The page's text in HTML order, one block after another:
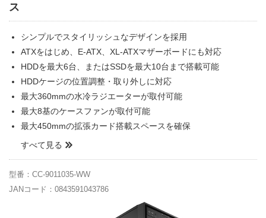
ス
シンプルでスタイリッシュなデザインを採用
ATXをはじめ、E-ATX、XL-ATXマザーボードにも対応
HDDを最大6台、またはSSDを最大10台まで搭載可能
HDDケージの位置調整・取り外しに対応
最大360mmの水冷ラジエーターが取付可能
最大8基のケースファンが取付可能
最大450mmの拡張カード搭載スペースを確保
すべて見る
型番：CC-9011035-WW
JANコード：0843591043786